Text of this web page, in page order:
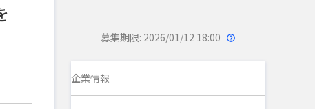
募集期限: 2026/01/12 18:00
企業情報